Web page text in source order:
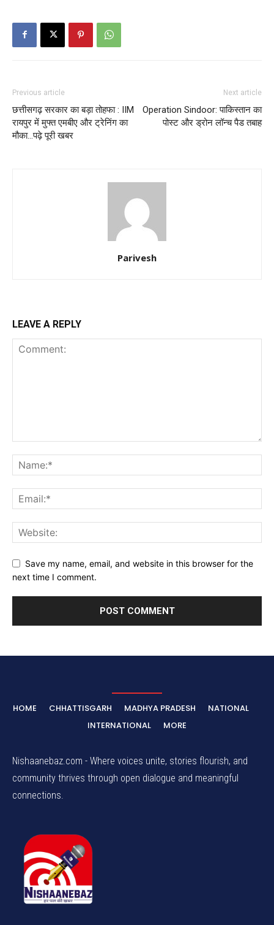
Previous article
छत्तीसगढ़ सरकार का बड़ा तोहफा : IIM
रायपुर में मुफ्त एमबीए और ट्रेनिंग का
मौका…पढ़े पूरी खबर
Next article
Operation Sindoor: पाकिस्तान का
पोस्ट और ड्रोन लॉन्च पैड तबाह
Parivesh
LEAVE A REPLY
Save my name, email, and website in this browser for the
next time I comment.
HOME CHHATTISGARH MADHYA PRADESH
NATIONAL
INTERNATIONAL
MORE
Nishaanebaz.com - Where voices unite, stories flourish, and
community thrives through open dialogue and meaningful
connections.